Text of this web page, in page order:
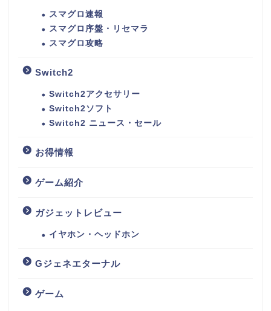
スマグロ速報
スマグロ序盤・リセマラ
スマグロ攻略
Switch2
Switch2アクセサリー
Switch2ソフト
Switch2 ニュース・セール
お得情報
ゲーム紹介
ガジェットレビュー
イヤホン・ヘッドホン
Gジェネエターナル
ゲーム